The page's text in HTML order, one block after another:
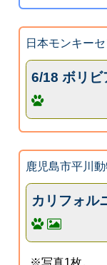
日本モンキー
6/18 ボリビ
鹿児島市平川
カリフォル